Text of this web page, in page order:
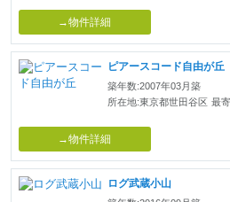
→物件詳細
ピアースコード自由が丘
築年数:2007年03月築
所在地:東京都世田谷区 最
→物件詳細
ログ武蔵小山